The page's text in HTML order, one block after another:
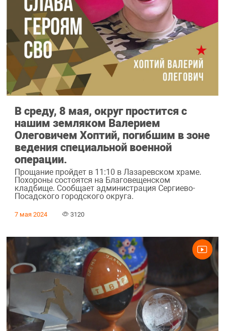
В среду, 8 мая, округ простится с
нашим земляком Валерием
Олеговичем Хоптий, погибшим в зоне
ведения специальной военной
операции.
Прощание пройдет в 11:10 в Лазаревском храме.
Похороны состоятся на Благовещенском
кладбище. Сообщает администрация Сергиево-
Посадского городского округа.
7 мая 2024 3120